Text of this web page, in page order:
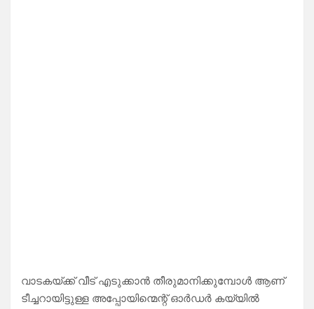
വാടകയ്ക്ക് വീട് എടുക്കാൻ തീരുമാനിക്കുമ്പോൾ ആണ്
ടീച്ചറായിട്ടുള്ള അപ്പോയിന്മെന്റ് ഓർഡർ കയ്യിൽ